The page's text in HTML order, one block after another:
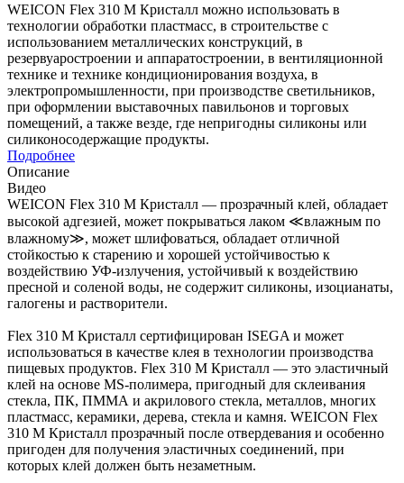
WEICON Flex 310 M Кристалл можно использовать в
технологии обработки пластмасс, в строительстве с
использованием металлических конструкций, в
резервуаростроении и аппаратостроении, в вентиляционной
технике и технике кондиционирования воздуха, в
электропромышленности, при производстве светильников,
при оформлении выставочных павильонов и торговых
помещений, а также везде, где непригодны силиконы или
силиконосодержащие продукты.
Подробнее
Описание
Видео
WEICON Flex 310 M Кристалл — прозрачный клей, обладает
высокой адгезией, может покрываться лаком ≪влажным по
влажному≫, может шлифоваться, обладает отличной
стойкостью к старению и хорошей устойчивостью к
воздействию УФ-излучения, устойчивый к воздействию
пресной и соленой воды, не содержит силиконы, изоцианаты,
галогены и растворители.
Flex 310 M Кристалл сертифицирован ISEGA и может
использоваться в качестве клея в технологии производства
пищевых продуктов. Flex 310 M Кристалл — это эластичный
клей на основе MS-полимера, пригодный для склеивания
стекла, ПК, ПММА и акрилового стекла, металлов, многих
пластмасс, керамики, дерева, стекла и камня. WEICON Flex
310 M Кристалл прозрачный после отвердевания и особенно
пригоден для получения эластичных соединений, при
которых клей должен быть незаметным.